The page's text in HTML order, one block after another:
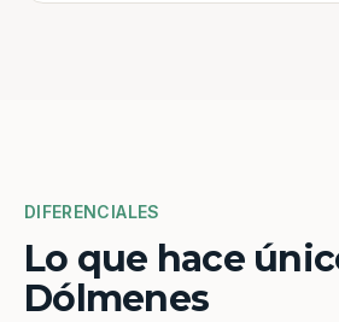
DIFERENCIALES
Lo que hace
Dólmenes